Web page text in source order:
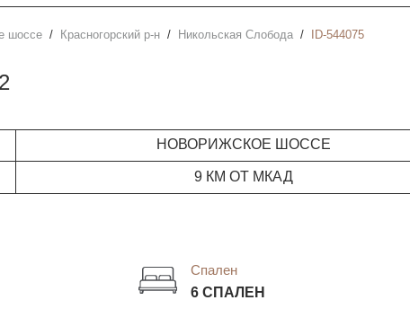
шоссе Красногорский р-н Никольская Слобода ID-544075
2
НОВОРИЖСКОЕ ШОССЕ
9 КМ ОТ МКАД
Спален
6 СПАЛЕН